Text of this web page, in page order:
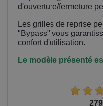
d'ouverture/fermeture
Les grilles de reprise
"Bypass" vous
confort d'utilisation.
Le modèle présenté